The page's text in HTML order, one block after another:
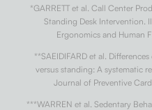
*GARRETT et al. Call Center
Standing Desk Intervention.
Ergonomics and Human
**SAEIDIFARD et al.
versus standing: A systematic
Journal of Preventive
***WARREN et al. Sedentary